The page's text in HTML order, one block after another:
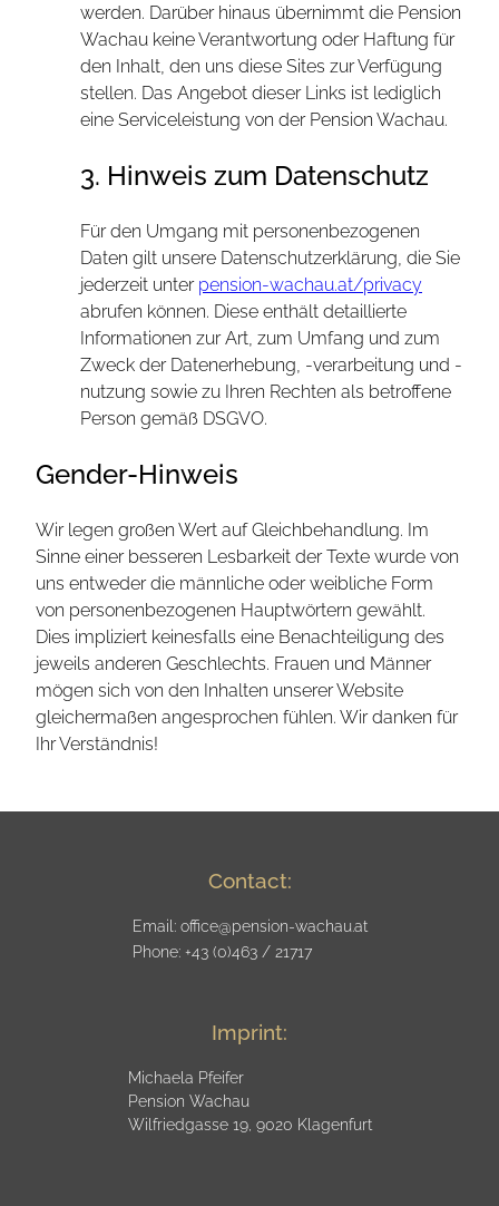
werden. Darüber hinaus übernimmt die Pension
Wachau keine Verantwortung oder Haftung für
den Inhalt, den uns diese Sites zur Verfügung
stellen. Das Angebot dieser Links ist lediglich
eine Serviceleistung von der Pension Wachau.
3. Hinweis zum Datenschutz
Für den Umgang mit personenbezogenen
Daten gilt unsere Datenschutzerklärung, die Sie
jederzeit unter pension-wachau.at/privacy
abrufen können. Diese enthält detaillierte
Informationen zur Art, zum Umfang und zum
Zweck der Datenerhebung, -verarbeitung und -
nutzung sowie zu Ihren Rechten als betroffene
Person gemäß DSGVO.
Gender-Hinweis
Wir legen großen Wert auf Gleichbehandlung. Im
Sinne einer besseren Lesbarkeit der Texte wurde von
uns entweder die männliche oder weibliche Form
von personenbezogenen Hauptwörtern gewählt.
Dies impliziert keinesfalls eine Benachteiligung des
jeweils anderen Geschlechts. Frauen und Männer
mögen sich von den Inhalten unserer Website
gleichermaßen angesprochen fühlen. Wir danken für
Ihr Verständnis!
Contact:
Email: office@pension-wachau.at
Phone: +43 (0)463 / 21717
Imprint:
Michaela Pfeifer
Pension Wachau
Wilfriedgasse 19, 9020 Klagenfurt